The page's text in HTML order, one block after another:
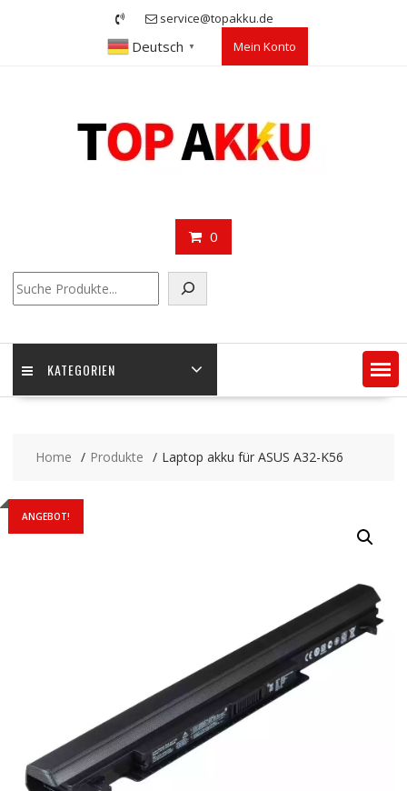
service@topakku.de
Deutsch ▼ Mein Konto
0
KATEGORIEN
Home Produkte Laptop akku für ASUS A32-K56
ANGEBOT!